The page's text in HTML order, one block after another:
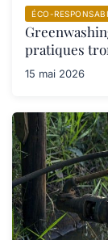
ÉCO-
pratiques
15 mai 2026